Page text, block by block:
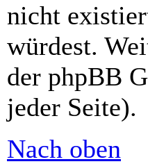
nicht
würdest.
der phpBB
jeder Seite).
Nach oben